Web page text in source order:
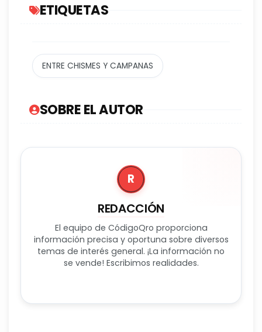
ETIQUETAS
ENTRE CHISMES Y CAMPANAS
SOBRE EL AUTOR
R
REDACCIÓN
El equipo de CódigoQro proporciona
información precisa y oportuna sobre diversos
temas de interés general. ¡La información no
se vende! Escribimos realidades.